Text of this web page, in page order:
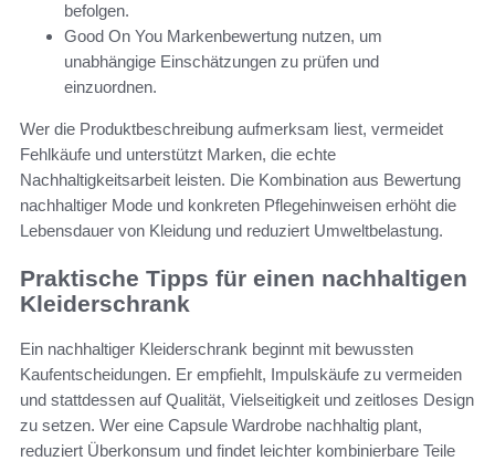
befolgen.
Good On You Markenbewertung nutzen, um
unabhängige Einschätzungen zu prüfen und
einzuordnen.
Wer die Produktbeschreibung aufmerksam liest, vermeidet
Fehlkäufe und unterstützt Marken, die echte
Nachhaltigkeitsarbeit leisten. Die Kombination aus Bewertung
nachhaltiger Mode und konkreten Pflegehinweisen erhöht die
Lebensdauer von Kleidung und reduziert Umweltbelastung.
Praktische Tipps für einen nachhaltigen
Kleiderschrank
Ein nachhaltiger Kleiderschrank beginnt mit bewussten
Kaufentscheidungen. Er empfiehlt, Impulskäufe zu vermeiden
und stattdessen auf Qualität, Vielseitigkeit und zeitloses Design
zu setzen. Wer eine Capsule Wardrobe nachhaltig plant,
reduziert Überkonsum und findet leichter kombinierbare Teile